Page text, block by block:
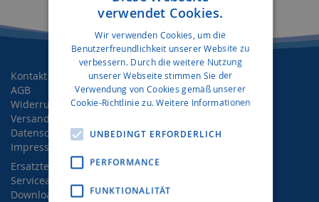
Kontakt
AGB
Widerrufsrecht
Versand- und Zahlungsbedingungen
Datenschutz
Impressum
Ersatzteilanfrage
Serviceanfrage
Downloads
verwendet Cookies.
Wir verwenden Cookies, um die
Benutzerfreundlichkeit unserer Website zu
verbessern. Durch die weitere Nutzung
unserer Webseite stimmen Sie der
Verwendung von Cookies gemäß unserer
Cookie-Richtlinie zu.Weitere Informationen
UNBEDINGT ERFORDERLICH
PERFORMANCE
FUNKTIONALITÄT